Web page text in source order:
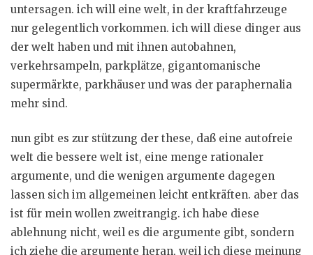
untersagen. ich will eine welt, in der kraftfahrzeuge
nur gelegentlich vorkommen. ich will diese dinger aus
der welt haben und mit ihnen autobahnen,
verkehrsampeln, parkplätze, gigantomanische
supermärkte, parkhäuser und was der paraphernalia
mehr sind.
nun gibt es zur stützung der these, daß eine autofreie
welt die bessere welt ist, eine menge rationaler
argumente, und die wenigen argumente dagegen
lassen sich im allgemeinen leicht entkräften. aber das
ist für mein wollen zweitrangig. ich habe diese
ablehnung nicht, weil es die argumente gibt, sondern
ich ziehe die argumente heran, weil ich diese meinung